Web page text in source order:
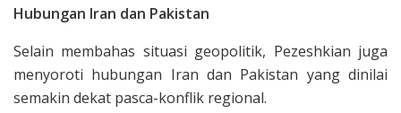
Hubungan Iran dan Pakistan
Selain membahas situasi geopolitik, Pezeshkian juga
menyoroti hubungan Iran dan Pakistan yang dinilai
semakin dekat pasca-konflik regional.